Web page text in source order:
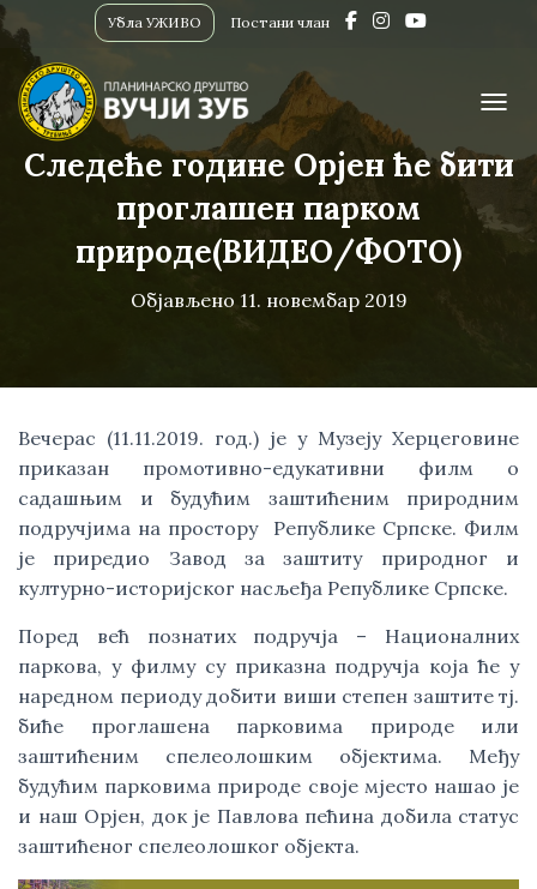
Убла УЖИВО Постани члан
Следеће године Орјен ће бити
проглашен парком
природе(ВИДЕО/ФОТО)
Објављено 11. новембар 2019
Вечерас (11.11.2019. год.) је у Музеју Херцеговине
приказан промотивно-едукативни филм о
садашњим и будућим заштићеним природним
подручјима на простору  Републике Српске. Филм
је приредио Завод за заштиту природног и
културно-историјског насљеђа Републике Српске.
Поред већ познатих подручја – Националних
паркова, у филму су приказна подручја која ће у
наредном периоду добити виши степен заштите тј.
биће проглашена парковима природе или
заштићеним спелеолошким објектима. Међу
будућим парковима природе своје мјесто нашао је
и наш Орјен, док је Павлова пећина добила статус
заштићеног спелеолошког објекта.